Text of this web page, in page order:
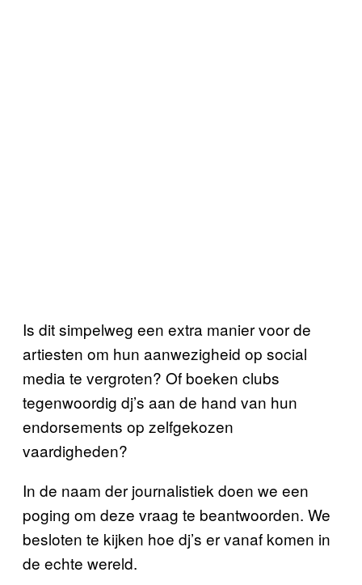
Is dit simpelweg een extra manier voor de
artiesten om hun aanwezigheid op social
media te vergroten? Of boeken clubs
tegenwoordig dj’s aan de hand van hun
endorsements op zelfgekozen
vaardigheden?
In de naam der journalistiek doen we een
poging om deze vraag te beantwoorden. We
besloten te kijken hoe dj’s er vanaf komen in
de echte wereld.